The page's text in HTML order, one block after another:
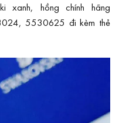
xanh, hồng chính hãng
5530625 đi kèm thẻ